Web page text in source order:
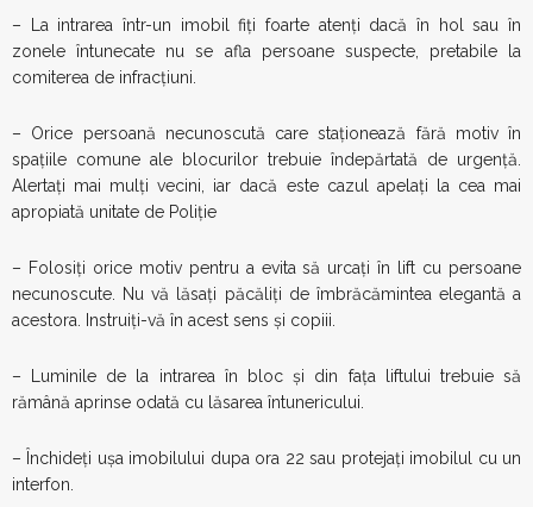
– La intrarea într-un imobil fiţi foarte atenţi dacă în hol sau în
zonele întunecate nu se afla persoane suspecte, pretabile la
comiterea de infracţiuni.
– Orice persoană necunoscută care staţionează fără motiv în
spaţiile comune ale blocurilor trebuie îndepărtată de urgenţă.
Alertaţi mai mulţi vecini, iar dacă este cazul apelaţi la cea mai
apropiată unitate de Poliţie
– Folosiţi orice motiv pentru a evita să urcaţi în lift cu persoane
necunoscute. Nu vă lăsaţi păcăliţi de îmbrăcămintea elegantă a
acestora. Instruiţi-vă în acest sens şi copiii.
– Luminile de la intrarea în bloc şi din faţa liftului trebuie să
rămână aprinse odată cu lăsarea întunericului.
– Închideţi uşa imobilului dupa ora 22 sau protejaţi imobilul cu un
interfon.